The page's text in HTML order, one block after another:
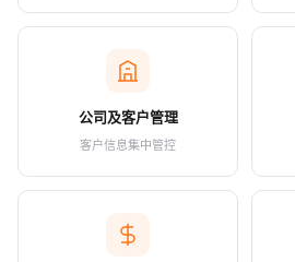
公司及客户管理
客户信息集中管控